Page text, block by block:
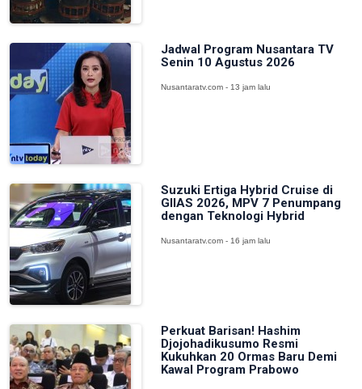
Jadwal Program Nusantara TV
Senin 10 Agustus 2026
Nusantaratv.com - 13 jam lalu
Suzuki Ertiga Hybrid Cruise di
GIIAS 2026, MPV 7 Penumpang
dengan Teknologi Hybrid
Nusantaratv.com - 16 jam lalu
Perkuat Barisan! Hashim
Djojohadikusumo Resmi
Kukuhkan 20 Ormas Baru Demi
Kawal Program Prabowo